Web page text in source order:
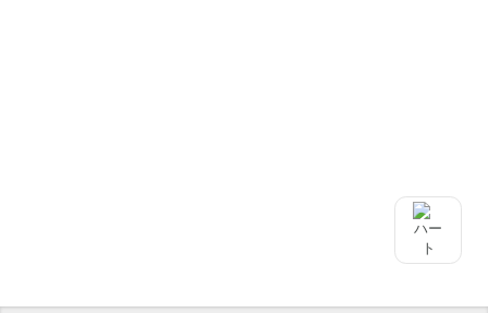
チーズケーキサンド -CHEESECAKE SAND- プレーン 〔6個